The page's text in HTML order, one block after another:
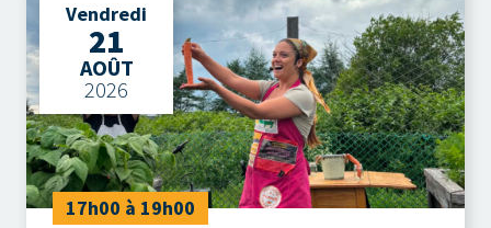
Vendredi
21
AOÛT
2026
17h00 à 19h00